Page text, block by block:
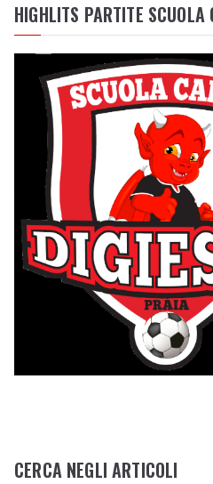
HIGHLITS PARTITE SCUOLA
CERCA NEGLI ARTICOLI